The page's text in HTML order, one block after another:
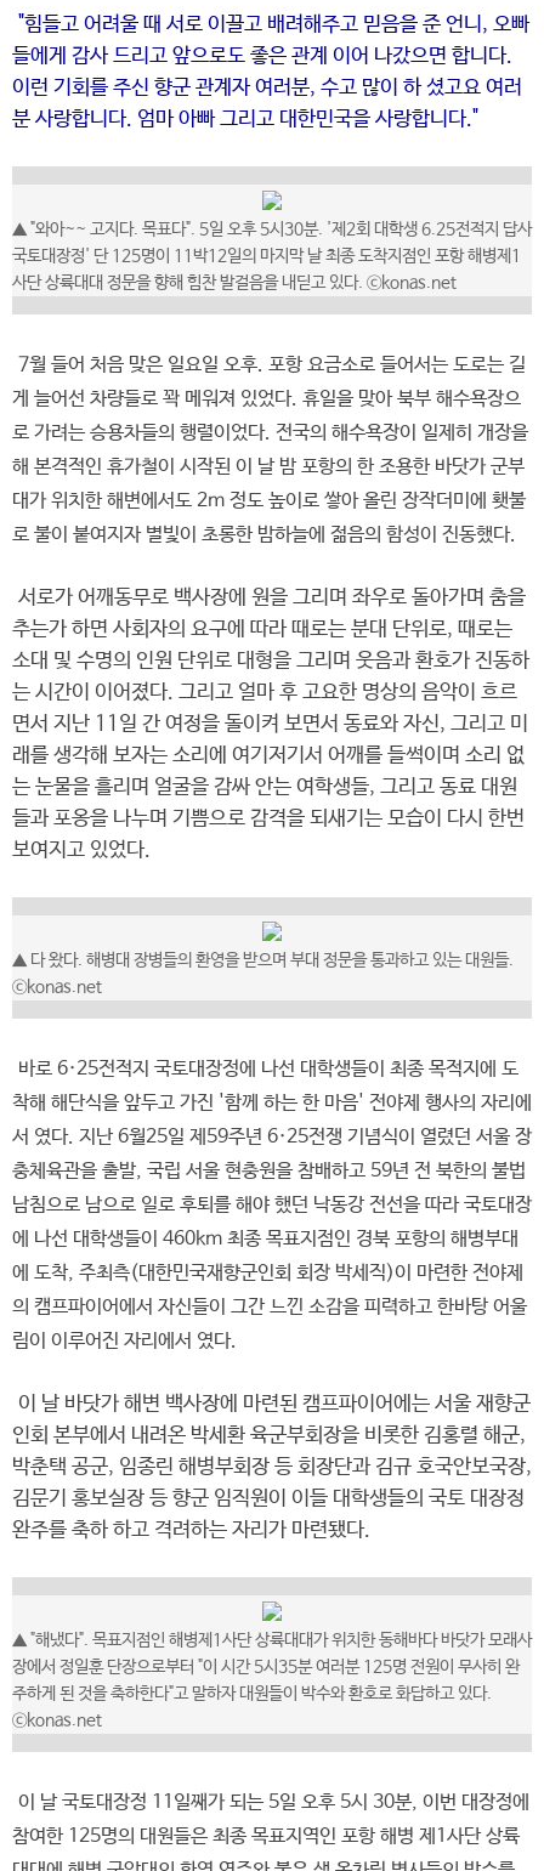
"힘들고 어려울 때 서로 이끌고 배려해주고 믿음을 준 언니, 오빠
들에게 감사 드리고 앞으로도 좋은 관계 이어 나갔으면 합니다.
이런 기회를 주신 향군 관계자 여러분, 수고 많이 하 셨고요 여러
분 사랑합니다. 엄마 아빠 그리고 대한민국을 사랑합니다."
▲ "와아~~ 고지다. 목표다". 5일 오후 5시30분. '제2회 대학생 6.25전적지 답사
국토대장정' 단 125명이 11박12일의 마지막 날 최종 도착지점인 포항 해병제1
사단 상륙대대 정문을 향해 힘찬 발걸음을 내딛고 있다. ⓒkonas.net
7월 들어 처음 맞은 일요일 오후. 포항 요금소로 들어서는 도로는 길
게 늘어선 차량들로 꽉 메워져 있었다. 휴일을 맞아 북부 해수욕장으
로 가려는 승용차들의 행렬이었다. 전국의 해수욕장이 일제히 개장을
해 본격적인 휴가철이 시작된 이 날 밤 포항의 한 조용한 바닷가 군부
대가 위치한 해변에서도 2m 정도 높이로 쌓아 올린 장작더미에 횃불
로 불이 붙여지자 별빛이 초롱한 밤하늘에 젊음의 함성이 진동했다.
서로가 어깨동무로 백사장에 원을 그리며 좌우로 돌아가며 춤을
추는가 하면 사회자의 요구에 따라 때로는 분대 단위로, 때로는
소대 및 수명의 인원 단위로 대형을 그리며 웃음과 환호가 진동하
는 시간이 이어졌다. 그리고 얼마 후 고요한 명상의 음악이 흐르
면서 지난 11일 간 여정을 돌이켜 보면서 동료와 자신, 그리고 미
래를 생각해 보자는 소리에 여기저기서 어깨를 들썩이며 소리 없
는 눈물을 흘리며 얼굴을 감싸 안는 여학생들, 그리고 동료 대원
들과 포옹을 나누며 기쁨으로 감격을 되새기는 모습이 다시 한번
보여지고 있었다.
▲ 다 왔다. 해병대 장병들의 환영을 받으며 부대 정문을 통과하고 있는 대원들.
ⓒkonas.net
바로 6·25전적지 국토대장정에 나선 대학생들이 최종 목적지에 도
착해 해단식을 앞두고 가진 '함께 하는 한 마음' 전야제 행사의 자리에
서 였다. 지난 6월25일 제59주년 6·25전쟁 기념식이 열렸던 서울 장
충체육관을 출발, 국립 서울 현충원을 참배하고 59년 전 북한의 불법
남침으로 남으로 일로 후퇴를 해야 했던 낙동강 전선을 따라 국토대장
에 나선 대학생들이 460km 최종 목표지점인 경북 포항의 해병부대
에 도착, 주최측(대한민국재향군인회 회장 박세직)이 마련한 전야제
의 캠프파이어에서 자신들이 그간 느낀 소감을 피력하고 한바탕 어울
림이 이루어진 자리에서 였다.
이 날 바닷가 해변 백사장에 마련된 캠프파이어에는 서울 재향군
인회 본부에서 내려온 박세환 육군부회장을 비롯한 김홍렬 해군,
박춘택 공군, 임종린 해병부회장 등 회장단과 김규 호국안보국장,
김문기 홍보실장 등 향군 임직원이 이들 대학생들의 국토 대장정
완주를 축하 하고 격려하는 자리가 마련됐다.
▲ "해냈다". 목표지점인 해병제1사단 상륙대대가 위치한 동해바다 바닷가 모래사
장에서 정일훈 단장으로부터 "이 시간 5시35분 여러분 125명 전원이 무사히 완
주하게 된 것을 축하한다"고 말하자 대원들이 박수와 환호로 화답하고 있다.
ⓒkonas.net
이 날 국토대장정 11일째가 되는 5일 오후 5시 30분, 이번 대장정에
참여한 125명의 대원들은 최종 목표지역인 포항 해병 제1사단 상륙